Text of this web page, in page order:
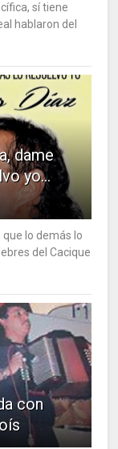
sí tiene
hablaron del
dame
yo…
lo demás lo
del Cacique
con